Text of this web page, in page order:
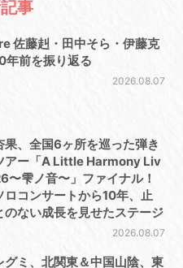
事
佐藤赳・田中そら・伊藤克
年前を振り返る
2026.08.07
果、全国6ヶ所を巡った弾き
アー「A Little Harmony Liv
〜雫ノ音〜」ファイナル！
ロコンサートから10年、止
のない成長を見せたステージ
2026.08.07
グミ、北関東＆中国山陰、東